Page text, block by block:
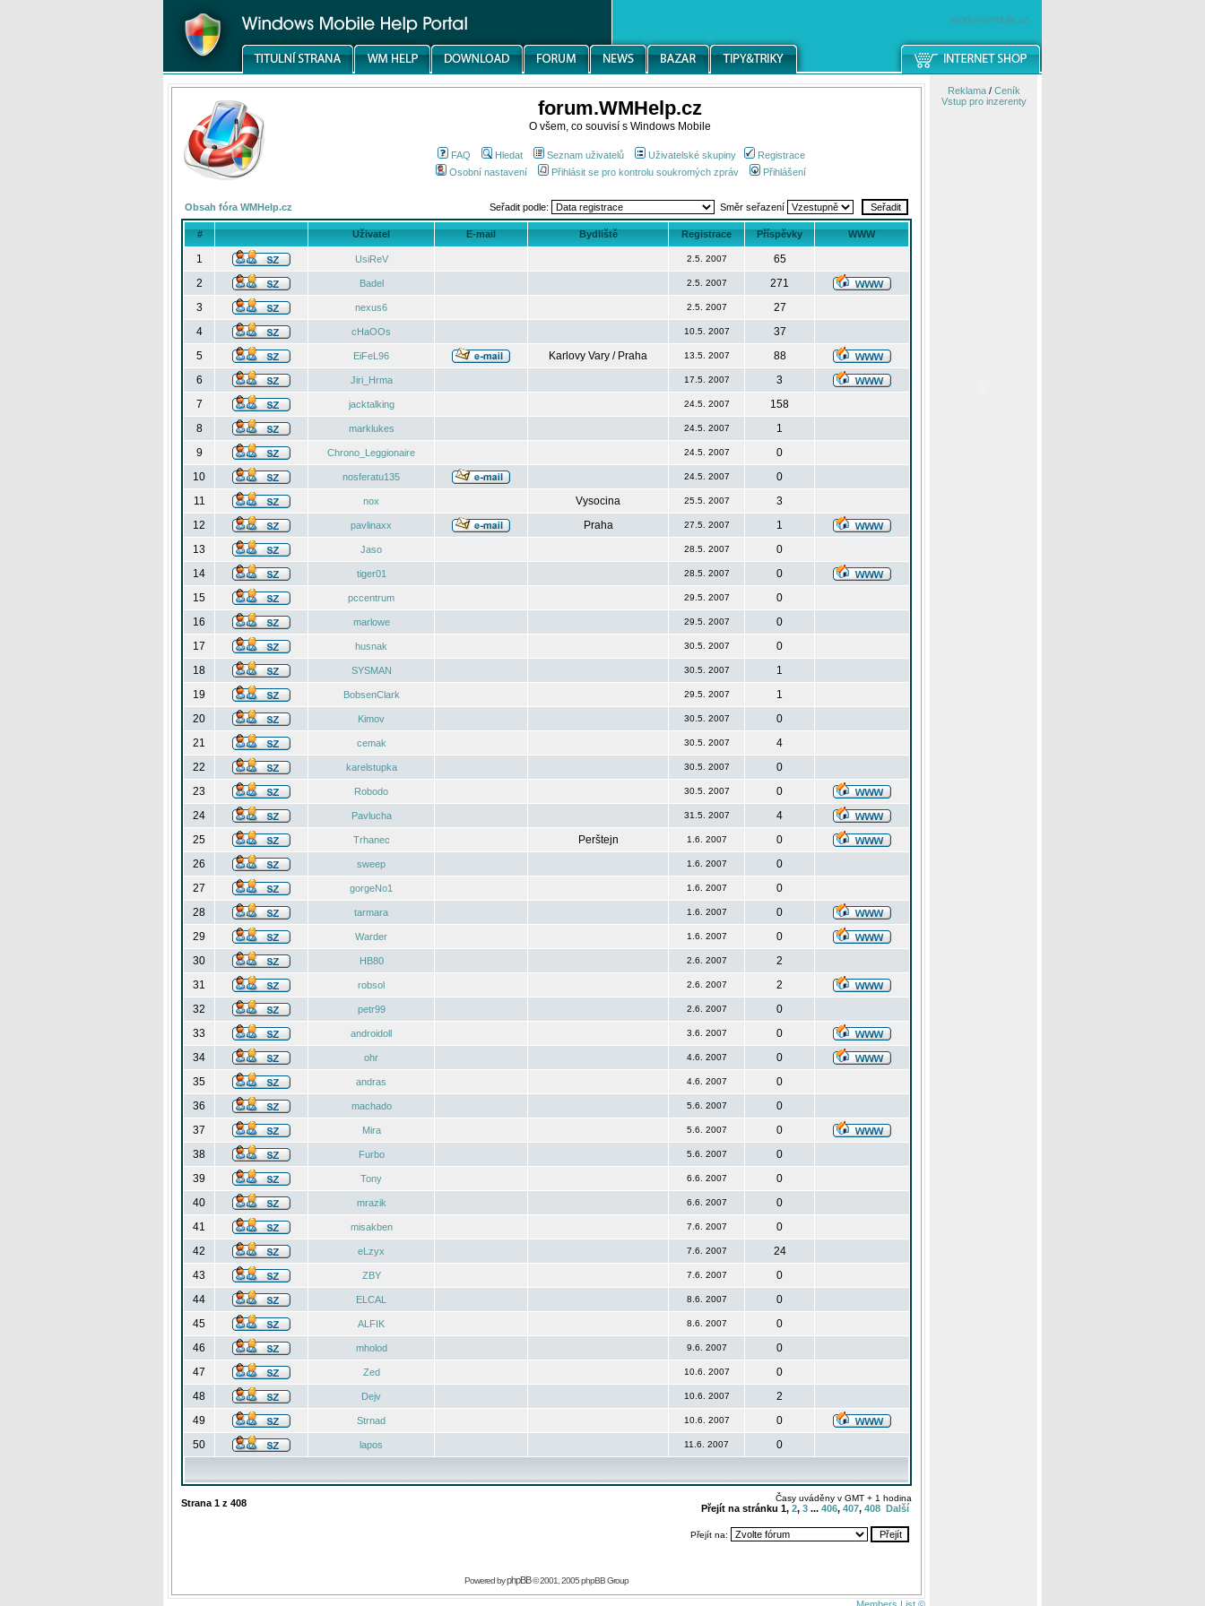
windowsmobile.cz
forum.WMHelp.cz
O všem, co souvisí s Windows Mobile
FAQ Hledat Seznam uživatelů Uživatelské skupiny
Registrace
Osobní nastavení
Přihlásit se pro kontrolu soukromých zpráv Přihlášení
Obsah fóra WMHelp.cz Seřadit podle: Směr seřazení
# Uživatel E-mail Bydliště Registrace Příspěvky WWW
1 UsiReV 2.5. 2007
65
2
Badel 2.5. 2007
271
3
nexus6 2.5. 2007
27
4
cHaOOs 10.5. 2007
37
5
EiFeL96 Karlovy Vary / Praha 13.5. 2007
88
6
Jiri_Hrma 17.5. 2007
3
7
jacktalking 24.5. 2007
158
8
marklukes 24.5. 2007
1
9
Chrono_Leggionaire 24.5. 2007
0
10
nosferatu135 24.5. 2007
0
11
nox Vysocina 25.5. 2007
3
12
pavlinaxx Praha 27.5. 2007
1
13
Jaso 28.5. 2007
0
14
tiger01 28.5. 2007
0
15
pccentrum 29.5. 2007
0
16
marlowe 29.5. 2007
0
17
husnak 30.5. 2007
0
18
SYSMAN 30.5. 2007
1
19
BobsenClark 29.5. 2007
1
20
Kimov 30.5. 2007
0
21
cemak 30.5. 2007
4
22
karelstupka 30.5. 2007
0
23
Robodo 30.5. 2007
0
24
Pavlucha 31.5. 2007
4
25
Trhanec Perštejn 1.6. 2007
0
26
sweep 1.6. 2007
0
27
gorgeNo1 1.6. 2007
0
28
tarmara 1.6. 2007
0
29
Warder 1.6. 2007
0
30
HB80 2.6. 2007
2
31
robsol 2.6. 2007
2
32
petr99 2.6. 2007
0
33
androidoll 3.6. 2007
0
34
ohr 4.6. 2007
0
35
andras 4.6. 2007
0
36
machado 5.6. 2007
0
37
Mira 5.6. 2007
0
38
Furbo 5.6. 2007
0
39
Tony 6.6. 2007
0
40
mrazik 6.6. 2007
0
41
misakben 7.6. 2007
0
42
eLzyx 7.6. 2007
24
43
ZBY 7.6. 2007
0
44
ELCAL 8.6. 2007
0
45
ALFIK 8.6. 2007
0
46
mholod 9.6. 2007
0
47
Zed 10.6. 2007
0
48
Dejv 10.6. 2007
2
49
Strnad 10.6. 2007
0
50
lapos 11.6. 2007 0
Strana 1 z 408 Časy uváděny v GMT + 1 hodina
Přejít na stránku 1, 2, 3 ... 406, 407, 408 Další
Přejít na:
Powered byphpBB© 2001, 2005 phpBB Group
Reklama/ Ceník
Vstup pro inzerenty